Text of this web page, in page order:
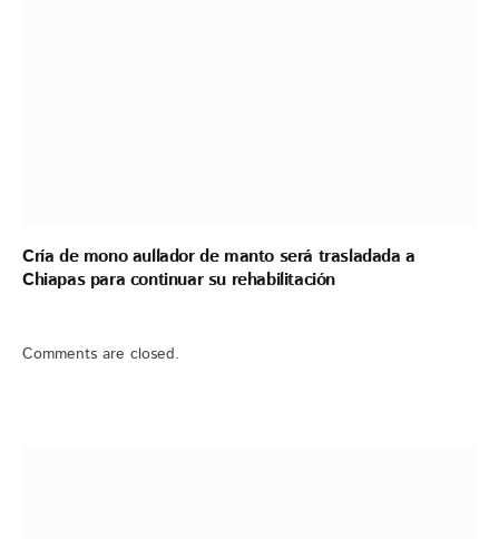
Cría de mono aullador de manto será trasladada a
Chiapas para continuar su rehabilitación
Comments are closed.